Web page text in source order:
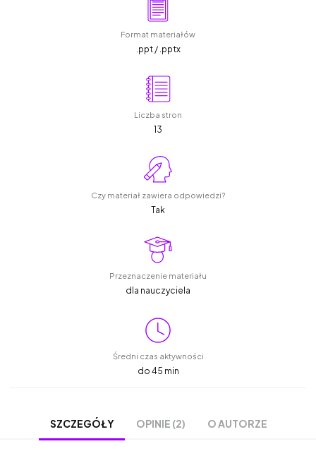
Format materiałów
.ppt / .pptx
Liczba stron
13
Czy materiał zawiera odpowiedzi?
Tak
Przeznaczenie materiału
dla nauczyciela
Średni czas aktywności
do 45 min
SZCZEGÓŁY OPINIE (2) O AUTORZE